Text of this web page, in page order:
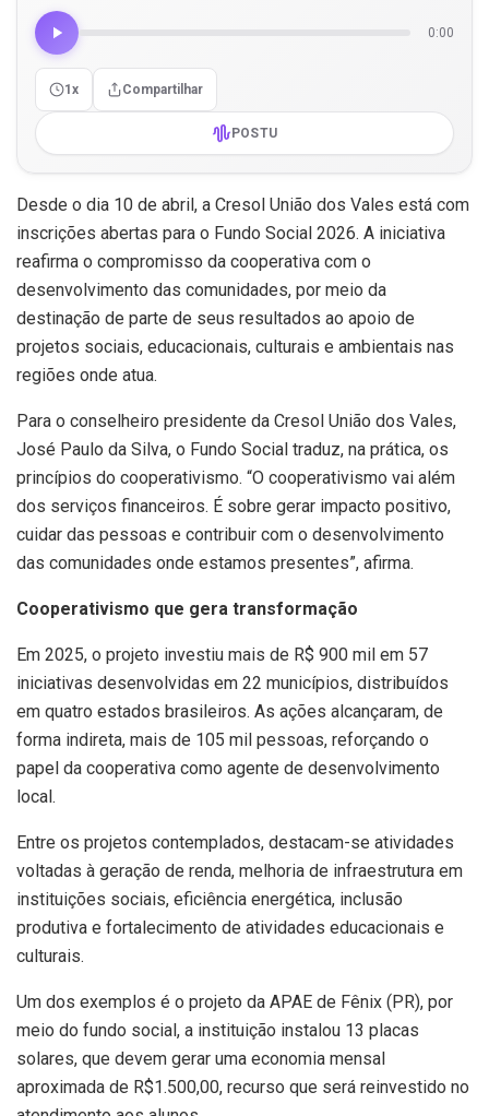
0:00
1x Compartilhar
POSTU
Desde o dia 10 de abril, a Cresol União dos Vales está com
inscrições abertas para o Fundo Social 2026. A iniciativa
reafirma o compromisso da cooperativa com o
desenvolvimento das comunidades, por meio da
destinação de parte de seus resultados ao apoio de
projetos sociais, educacionais, culturais e ambientais nas
regiões onde atua.
Para o conselheiro presidente da Cresol União dos Vales,
José Paulo da Silva, o Fundo Social traduz, na prática, os
princípios do cooperativismo. “O cooperativismo vai além
dos serviços financeiros. É sobre gerar impacto positivo,
cuidar das pessoas e contribuir com o desenvolvimento
das comunidades onde estamos presentes”, afirma.
Cooperativismo que gera transformação
Em 2025, o projeto investiu mais de R$ 900 mil em 57
iniciativas desenvolvidas em 22 municípios, distribuídos
em quatro estados brasileiros. As ações alcançaram, de
forma indireta, mais de 105 mil pessoas, reforçando o
papel da cooperativa como agente de desenvolvimento
local.
Entre os projetos contemplados, destacam-se atividades
voltadas à geração de renda, melhoria de infraestrutura em
instituições sociais, eficiência energética, inclusão
produtiva e fortalecimento de atividades educacionais e
culturais.
Um dos exemplos é o projeto da APAE de Fênix (PR), por
meio do fundo social, a instituição instalou 13 placas
solares, que devem gerar uma economia mensal
aproximada de R$1.500,00, recurso que será reinvestido no